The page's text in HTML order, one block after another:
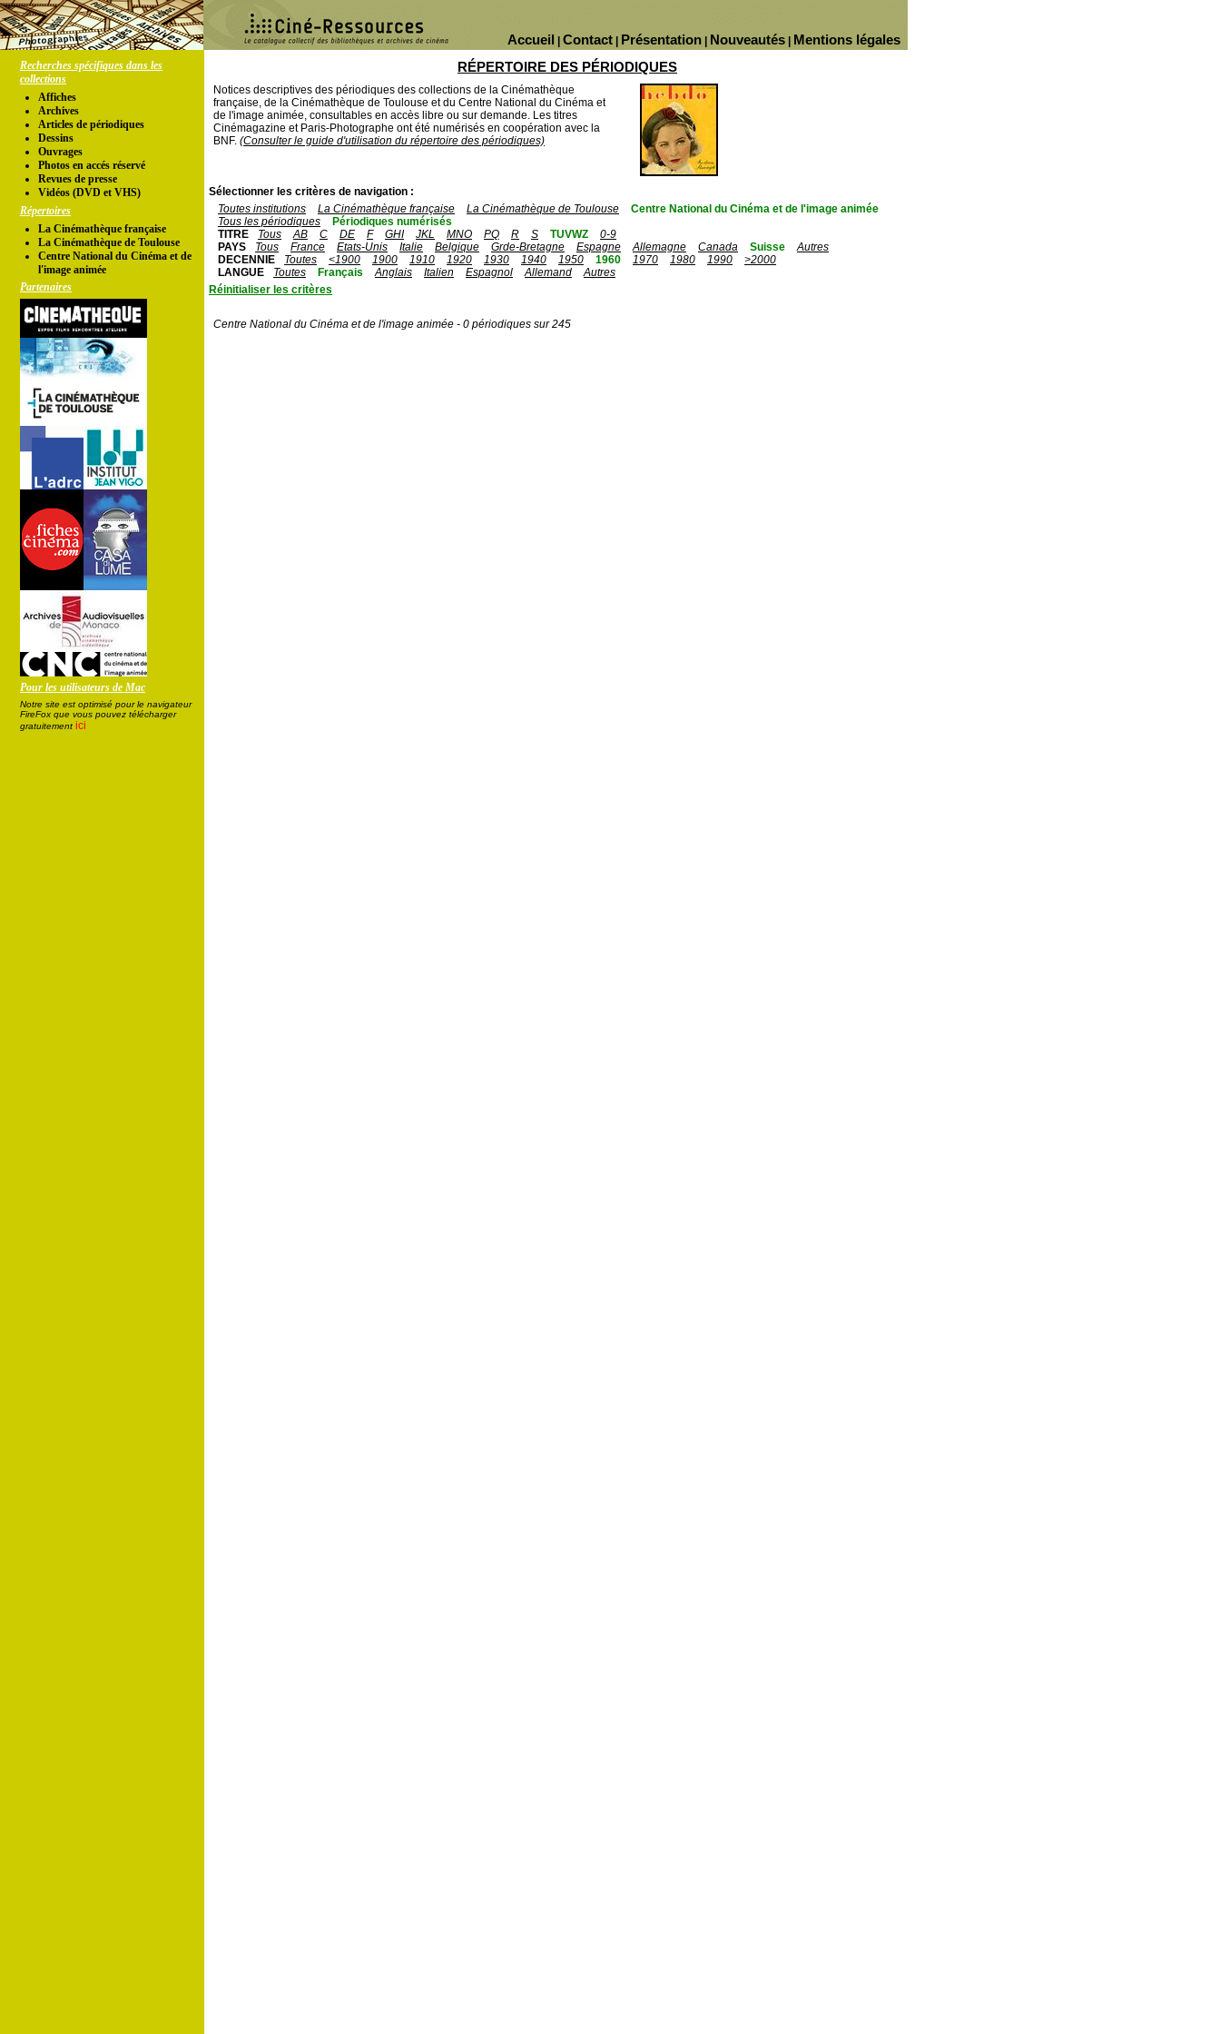
Mentions légales
Nouveautés
Présentation
Contact
Accueil
Recherches spécifiques dans les
collections
Affiches
Archives
Articles de périodiques
Dessins
Ouvrages
Photos en accés réservé
Revues de presse
Vidéos (DVD et VHS)
Répertoires
La Cinémathèque française
La Cinémathèque de Toulouse
Centre National du Cinéma et de
l'image animée
Partenaires
Pour les utilisateurs de Mac
Notre site est optimisé pour le navigateur
FireFox que vous pouvez télécharger
gratuitement ici
RÉPERTOIRE DES PÉRIODIQUES
Notices descriptives des périodiques des collections de la Cinémathèque
française, de la Cinémathèque de Toulouse et du Centre National du Cinéma et
de l'image animée, consultables en accès libre ou sur demande. Les titres
Cinémagazine et Paris-Photographe ont été numérisés en coopération avec la
BNF. (Consulter le guide d'utilisation du répertoire des périodiques)
Sélectionner les critères de navigation :
Toutes institutions
La Cinémathèque française La Cinémathèque de Toulouse
Centre National du Cinéma et de l'image animée
Tous les périodiques
Périodiques numérisés
TITRE
Tous AB C DE F GHI JKL MNO PQ R S TUVWZ
0-9
PAYS
Tous France Etats-Unis Italie Belgique Grde-Bretagne Espagne Allemagne Canada Suisse
Autres
DECENNIE
Toutes <1900 1900 1910 1920 1930 1940 1950 1960 1970 1980 1990
>2000
LANGUE
Toutes Français Anglais Italien Espagnol Allemand
Autres
Réinitialiser les critères
Centre National du Cinéma et de l'image animée - 0 périodiques sur 245